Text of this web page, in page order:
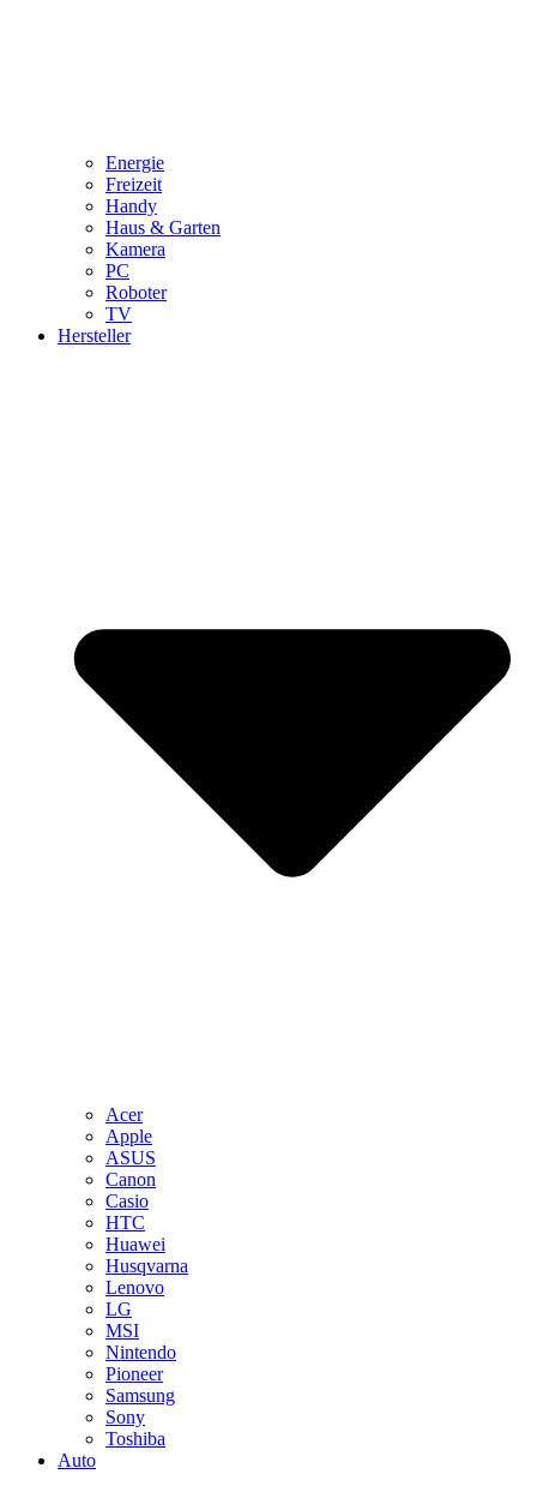
Energie
Freizeit
Handy
Haus & Garten
Kamera
PC
Roboter
TV
Hersteller
Acer
Apple
ASUS
Canon
Casio
HTC
Huawei
Husqvarna
Lenovo
LG
MSI
Nintendo
Pioneer
Samsung
Sony
Toshiba
Auto